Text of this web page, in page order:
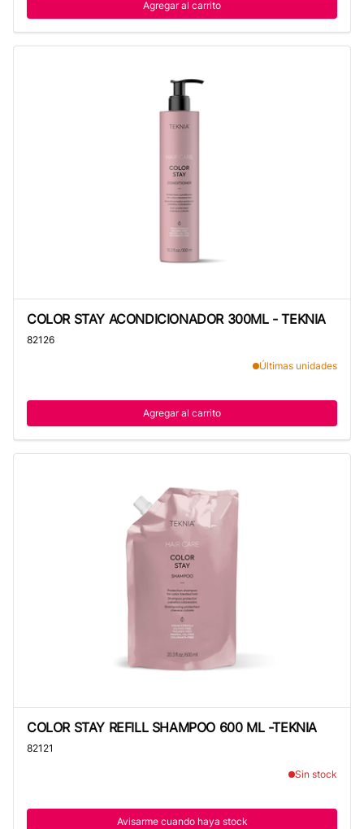
Agregar al carrito
COLOR STAY ACONDICIONADOR 300ML - TEKNIA
82126
Últimas unidades
Agregar al carrito
COLOR STAY REFILL SHAMPOO 600 ML -TEKNIA
82121
Sin stock
Avisarme cuando haya stock